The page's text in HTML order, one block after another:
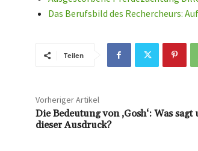
Das Berufsbild des Rechercheurs:
Teilen
Vorheriger Artikel
Die Bedeutung von ‚Gosh‘: Was sagt
dieser Ausdruck?